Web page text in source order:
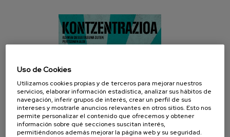
Uso de Cookies
Utilizamos cookies propias y de terceros para mejorar nuestros
servicios, elaborar información estadística, analizar sus hábitos de
navegación, inferir grupos de interés, crear un perfil de sus
intereses y mostrarle anuncios relevantes en otros sitios. Esto nos
permite personalizar el contenido que ofrecemos y obtener
información sobre qué secciones suscitan interés,
permitiéndonos además mejorar la página web y su seguridad.